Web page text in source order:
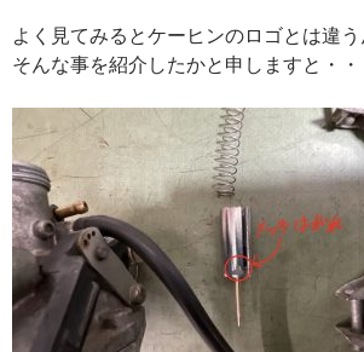
よく見てみるとケーヒンのロゴとは違
そんな事を紹介したかと申しますと・・